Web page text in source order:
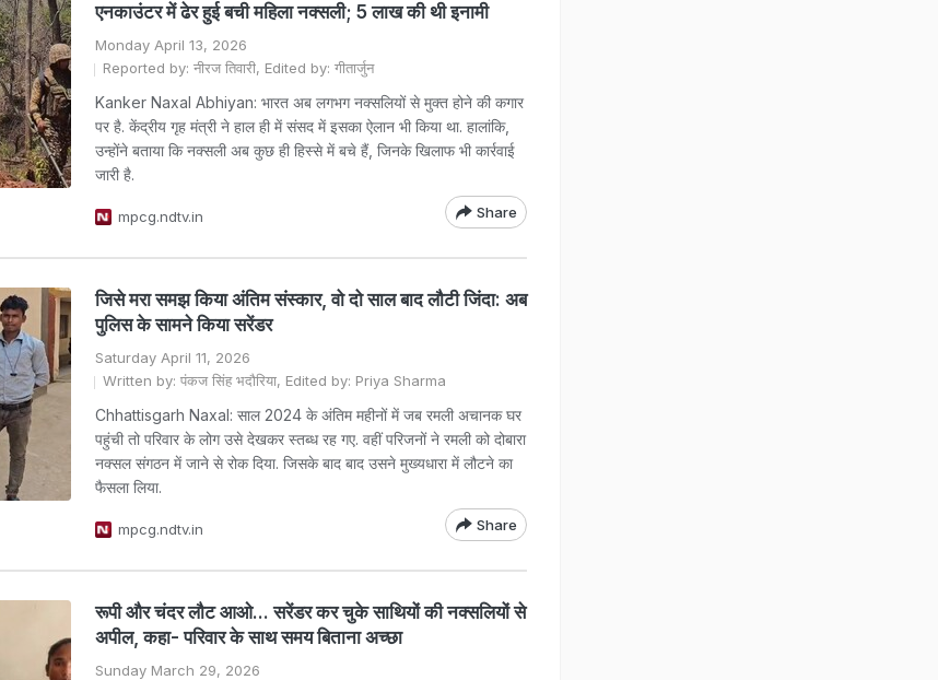
एनकाउंटर में ढेर हुई बची महिला नक्सली; 5 लाख की थी इनामी
Monday April 13, 2026
Reported by: नीरज तिवारी, Edited by: गीतार्जुन
Kanker Naxal Abhiyan: भारत अब लगभग नक्सलियों से मुक्त होने की कगार
पर है. केंद्रीय गृह मंत्री ने हाल ही में संसद में इसका ऐलान भी किया था. हालांकि,
उन्होंने बताया कि नक्सली अब कुछ ही हिस्से में बचे हैं, जिनके खिलाफ भी कार्रवाई
जारी है.
mpcg.ndtv.in Share
जिसे मरा समझ किया अंतिम संस्कार, वो दो साल बाद लौटी जिंदा: अब
पुलिस के सामने किया सरेंडर
Saturday April 11, 2026
Written by: पंकज सिंह भदौरिया, Edited by: Priya Sharma
Chhattisgarh Naxal: साल 2024 के अंतिम महीनों में जब रमली अचानक घर
पहुंची तो परिवार के लोग उसे देखकर स्तब्ध रह गए. वहीं परिजनों ने रमली को दोबारा
नक्सल संगठन में जाने से रोक दिया. जिसके बाद बाद उसने मुख्यधारा में लौटने का
फैसला लिया.
mpcg.ndtv.in Share
रूपी और चंदर लौट आओ... सरेंडर कर चुके साथियों की नक्सलियों से
अपील, कहा- परिवार के साथ समय बिताना अच्छा
Sunday March 29, 2026